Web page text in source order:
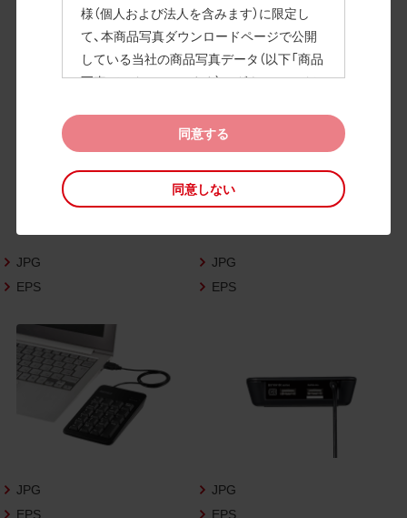
様（個人および法人を含みます）に限定し
て、本商品写真ダウンロードページで公開
している当社の商品写真データ（以下「商品
写真データ」といいます）のダウンロードお
また、当社は、下記のCAD図データ利用規約
（以下「CAD図データ利用規約」といいます）
に同意いただいたお客様に限定して、本CA
D図ダウンロードページで公開している当
いいます）の利用を許諾いたします。
お客様が「同意する」ボタンをクリックされ
た場合、商品写真データ利用規約及びCAD
なお、商品写真データ利用規約及びCAD図
データ利用規約の記載事項は予告なく変更
されることがあります。各データをダウン
ロードする際には最新の規約をご確認くだ
さいますようお願い申し上げます。
商品写真データ利用規約
同意する
同意しない
BSTKH100BKZ
高画質画像
JPG
EPS
JPG
EPS
JPG
EPS
JPG
EPS